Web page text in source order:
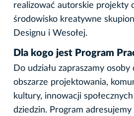
realizować autorskie projekty
środowisko kreatywne
Designu i Wesołej.
Dla kogo jest Program
Do udziału zapraszamy osoby
obszarze projektowania,
kultury, innowacji
dziedzin. Program adresujemy